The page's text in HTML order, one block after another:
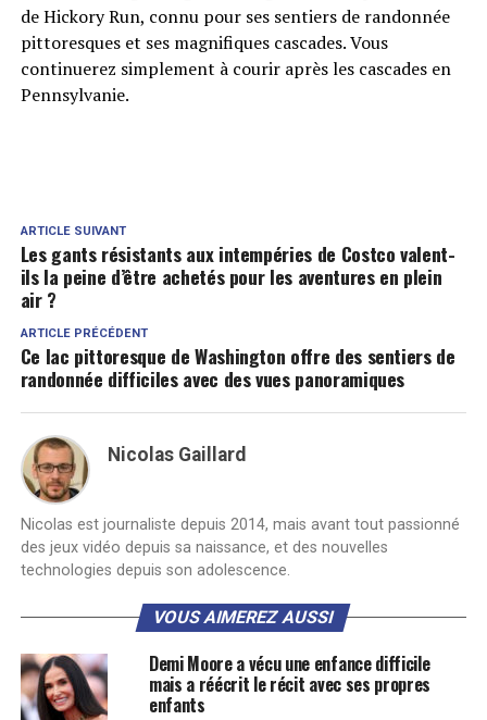
de Hickory Run, connu pour ses sentiers de randonnée
pittoresques et ses magnifiques cascades. Vous
continuerez simplement à courir après les cascades en
Pennsylvanie.
ARTICLE SUIVANT
Les gants résistants aux intempéries de Costco valent-
ils la peine d’être achetés pour les aventures en plein
air ?
ARTICLE PRÉCÉDENT
Ce lac pittoresque de Washington offre des sentiers de
randonnée difficiles avec des vues panoramiques
Nicolas Gaillard
Nicolas est journaliste depuis 2014, mais avant tout passionné
des jeux vidéo depuis sa naissance, et des nouvelles
technologies depuis son adolescence.
VOUS AIMEREZ AUSSI
Demi Moore a vécu une enfance difficile
mais a réécrit le récit avec ses propres
enfants